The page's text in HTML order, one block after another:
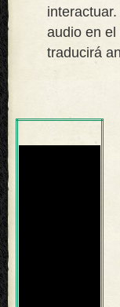
audio en el
traducirá